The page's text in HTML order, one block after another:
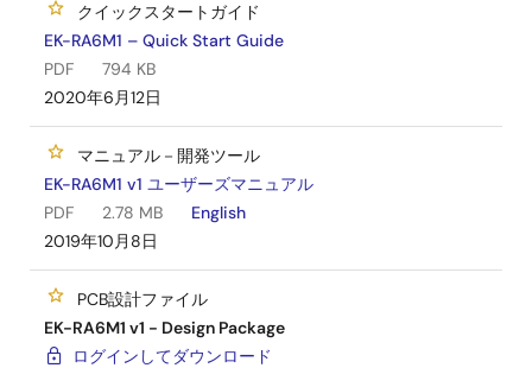
クイックスタートガイド
EK-RA6M1 – Quick Start Guide
PDF
794 KB
2020年6月12日
マニュアル－開発ツール
EK-RA6M1 v1 ユーザーズマニュアル
PDF
2.78 MB
English
2019年10月8日
PCB設計ファイル
EK-RA6M1 v1 - Design Package
ログインしてダウンロード